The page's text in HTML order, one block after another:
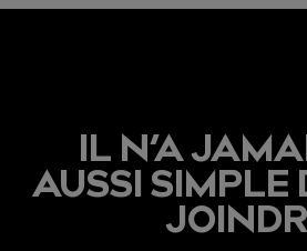
IL N’A
AUSSI SIMPLE